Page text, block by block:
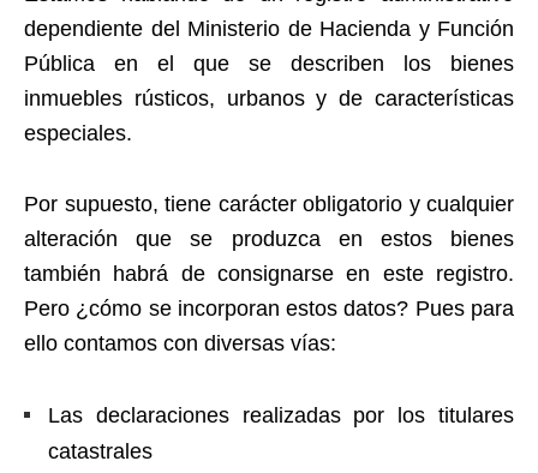
dependiente del Ministerio de Hacienda y Función
Pública en el que se describen los bienes
inmuebles rústicos, urbanos y de características
especiales.
Por supuesto, tiene carácter obligatorio y cualquier
alteración que se produzca en estos bienes
también habrá de consignarse en este registro.
Pero ¿cómo se incorporan estos datos? Pues para
ello contamos con diversas vías:
Las declaraciones realizadas por los titulares
catastrales